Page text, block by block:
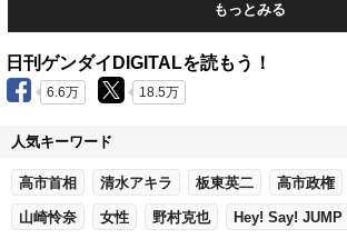
もっとみる
日刊ゲンダイDIGITALを読もう！
6.6万 18.5万
人気キーワード
高市首相 清水アキラ 板東英二 高市政権
山崎怜奈 女性 野村克也 Hey! Say! JUMP